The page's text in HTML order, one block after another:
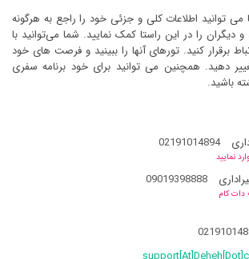
توانید اطلاعات کلی و جزئی خود را راجع به هرگونه
دیگران را در این راستا کمک نمایید. شما می‌توانید با
برقرار کنید. تورهای آنها را ببینید و فرصت های خود
دهید. همچنین می توانید برای خود برنامه سفری
باشید.
02191014894
نمایید
09019398888
دات کام